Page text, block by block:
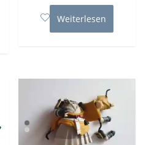
5
Weiterlesen